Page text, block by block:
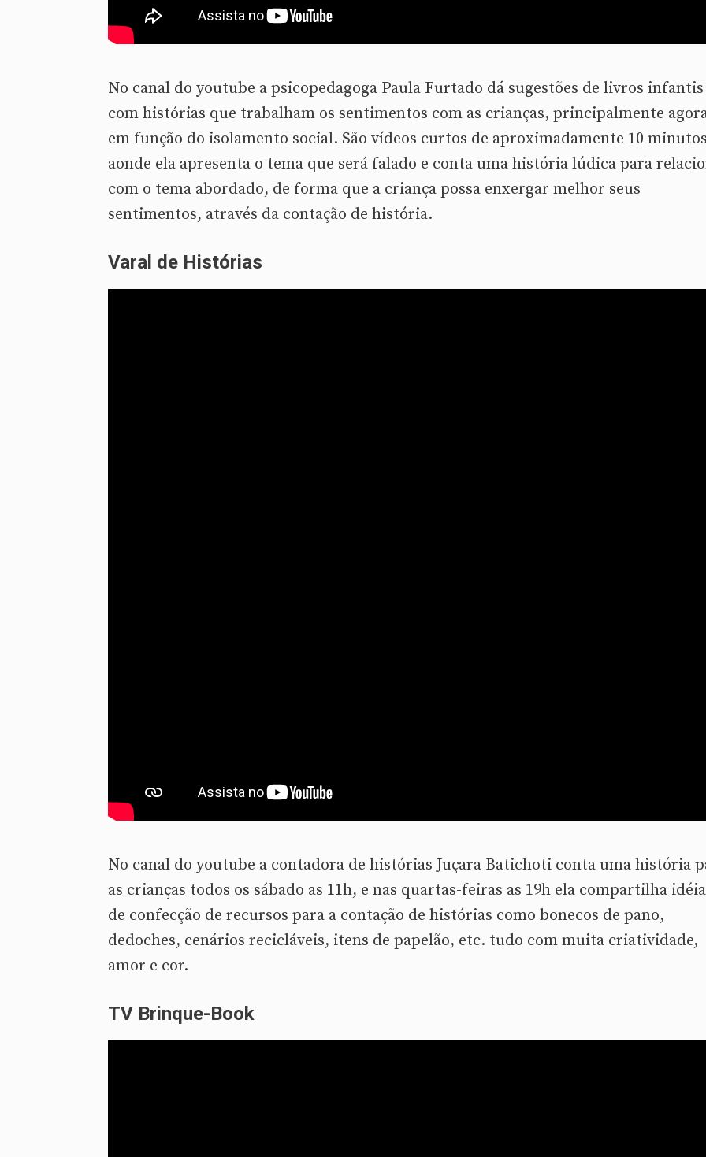
No canal do youtube a psicopedagoga Paula Furtado dá sugestões de livros infantis
com histórias que trabalham os sentimentos com as crianças, principalmente
em função do isolamento social. São vídeos curtos de aproximadamente 10
aonde ela apresenta o tema que será falado e conta uma história lúdica para
com o tema abordado, de forma que a criança possa enxergar melhor seus
sentimentos, através da contação de história.
Varal de Histórias
No canal do youtube a contadora de histórias Juçara Batichoti conta uma história
as crianças todos os sábado as 11h, e nas quartas-feiras as 19h ela compartilha
de confecção de recursos para a contação de histórias como bonecos de pano,
dedoches, cenários recicláveis, itens de papelão, etc. tudo com muita criatividade,
amor e cor.
TV Brinque-Book